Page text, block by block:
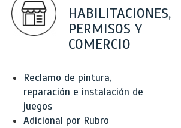
HABILITACIONES,
PERMISOS Y
COMERCIO
Reclamo de pintura,
reparación e instalación de
juegos
Adicional por Rubro